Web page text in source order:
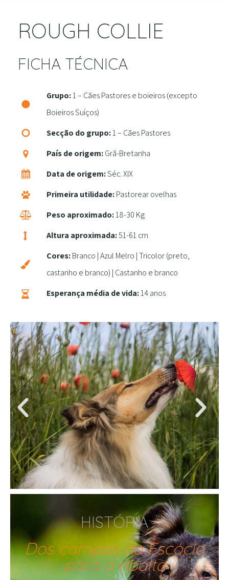
ROUGH COLLIE
FICHA TÉCNICA
Grupo:1 – Cães Pastores e boieiros (excepto
Boieiros Suíços)
Secção do grupo:1 – Cães Pastores
País de origem:Grã-Bretanha
Data de origem:Séc. XIX
Primeira utilidade:Pastorear ovelhas
Peso aproximado:18-30 Kg
Altura aproximada:51-61 cm
Cores:Branco | Azul Melro | Tricolor (preto,
castanho e branco) | Castanho e branco
Esperança média de vida:14 anos
HISTÓRIA
Dos campos da Escócia
para a ribalta